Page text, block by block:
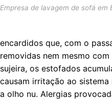
Empresa de lavagem de sofá em
encardidos que, com o
removidas nem mesmo
sujeira, os estofados
causam irritação ao
a olho nu. Alergias